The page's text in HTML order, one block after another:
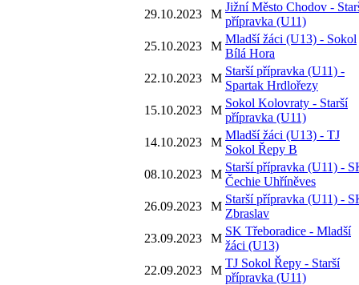
29.10.2023
M
Jižní Město Chodov -
přípravka (U11)
25.10.2023
M
Mladší žáci (U13) - Sokol
Bílá Hora
22.10.2023
M
Starší přípravka (U11) -
Spartak Hrdlořezy
15.10.2023
M
Sokol Kolovraty - Starší
přípravka (U11)
14.10.2023
M
Mladší žáci (U13) - TJ
Sokol Řepy B
08.10.2023
M
Starší přípravka (U11) -
Čechie Uhříněves
26.09.2023
M
Starší přípravka (U11) -
Zbraslav
23.09.2023
M
SK Třeboradice - Mladší
žáci (U13)
22.09.2023
M
TJ Sokol Řepy - Starší
přípravka (U11)